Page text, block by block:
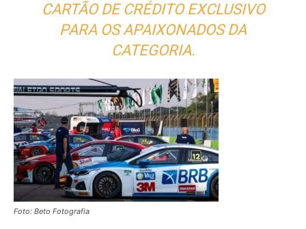
CARTÃO DE CRÉDITO EXCLUSIVO
PARA OS APAIXONADOS DA
CATEGORIA.
Foto: Beto Fotografia